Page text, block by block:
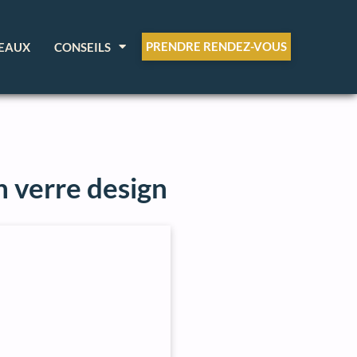
CONSEILS PRENDRE RENDEZ-VOUS
verre design